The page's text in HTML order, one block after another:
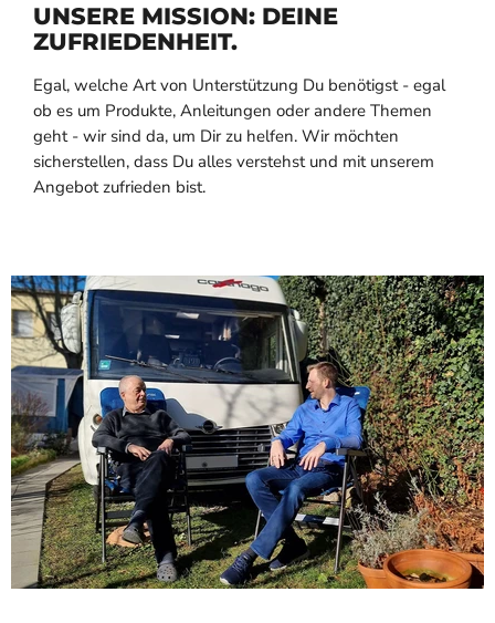
UNSERE MISSION: DEINE
ZUFRIEDENHEIT.
Egal, welche Art von Unterstützung Du benötigst - egal
ob es um Produkte, Anleitungen oder andere Themen
geht - wir sind da, um Dir zu helfen. Wir möchten
sicherstellen, dass Du alles verstehst und mit unserem
Angebot zufrieden bist.